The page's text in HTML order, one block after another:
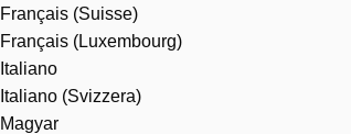
Français (Suisse)
Français (Luxembourg)
Italiano
Italiano (Svizzera)
Magyar